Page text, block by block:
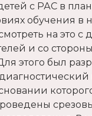
с РАС в
обучения в
на это с
и со
этого был